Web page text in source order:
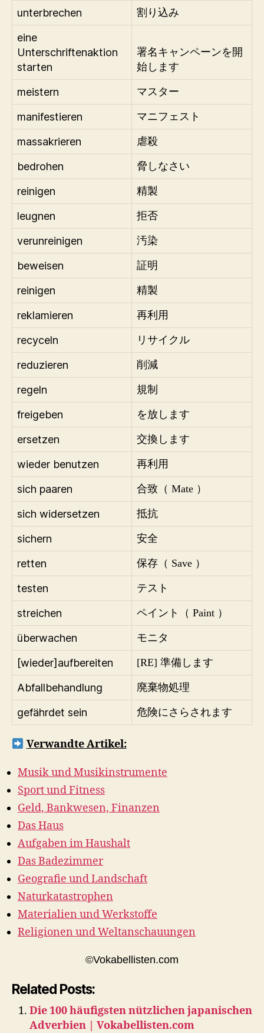
unterbrechen 割り込み
eine
Unterschriftenaktion
starten
署名キャンペーンを開
始します
meistern マスター
manifestieren マニフェスト
massakrieren 虐殺
bedrohen 脅しなさい
reinigen 精製
leugnen 拒否
verunreinigen 汚染
beweisen 証明
reinigen 精製
reklamieren 再利用
recyceln リサイクル
reduzieren 削減
regeln 規制
freigeben を放します
ersetzen 交換します
wieder benutzen 再利用
sich paaren 合致（ Mate ）
sich widersetzen 抵抗
sichern 安全
retten 保存（ Save ）
testen テスト
streichen ペイント（ Paint ）
überwachen モニタ
[wieder]aufbereiten [RE] 準備します
Abfallbehandlung 廃棄物処理
gefährdet sein 危険にさらされます
Verwandte Artikel:
Musik und Musikinstrumente
Sport und Fitness
Geld, Bankwesen, Finanzen
Das Haus
Aufgaben im Haushalt
Das Badezimmer
Geografie und Landschaft
Naturkatastrophen
Materialien und Werkstoffe
Religionen und Weltanschauungen
©Vokabellisten.com
Related Posts:
Die 100 häufigsten nützlichen japanischen
Adverbien | Vokabellisten.com